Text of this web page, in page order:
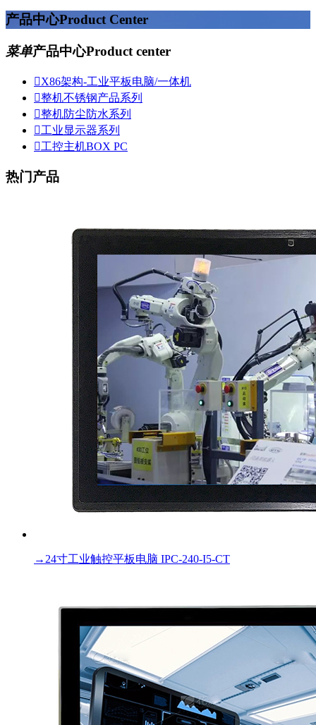
产品中心Product Center
菜单产品中心Product center
X86架构-工业平板电脑/一体机
整机不锈钢产品系列
整机防尘防水系列
工业显示器系列
工控主机BOX PC
热门产品
→ 24寸工业触控平板电脑 IPC-240-I5-CT